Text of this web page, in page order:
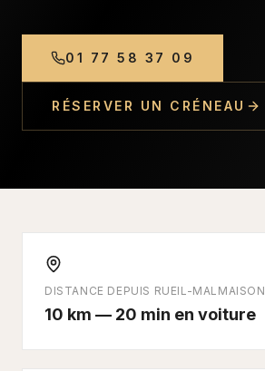
01 77 58 37 09
RÉSERVER UN CRÉNEAU
DISTANCE DEPUIS RUEIL-MALMAISON
10 km — 20 min en voiture